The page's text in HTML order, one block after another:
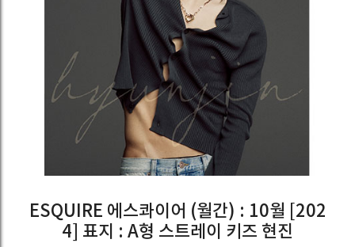
ESQUIRE 에스콰이어 (월간) : 10월 [202
4] 표지 : A형 스트레이 키즈 현진